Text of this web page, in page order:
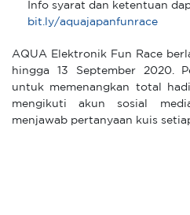
Info syarat dan ketentuan
bit.ly/aquajapanfunrace
AQUA Elektronik Fun Race
hingga 13 September 2020.
untuk memenangkan total
mengikuti akun sosial
menjawab pertanyaan kuis